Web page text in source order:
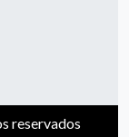
reservados